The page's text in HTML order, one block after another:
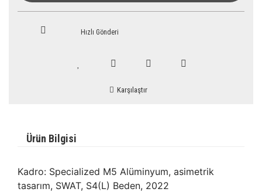
Hızlı Gönderi
Karşılaştır
Ürün Bilgisi
Kadro: Specialized M5 Alüminyum, asimetrik
tasarım, SWAT, S4(L) Beden, 2022